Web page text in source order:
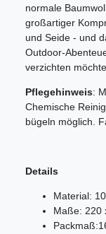
normale
großartiger
und Seide - und
Outdoor-
verzichten
Pflegehinweis:
Chemische
bügeln möglich.
Details
Material:
Maße: 220
Packmaß: